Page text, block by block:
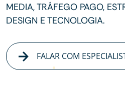
MEDIA, TRÁFEGO PAGO,
DESIGN E TECNOLOGIA.
FALAR COM